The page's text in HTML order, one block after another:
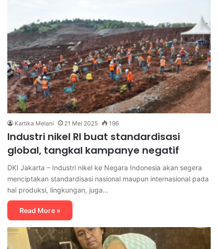
Kartika Melani 21 Mei 2025 196
Industri nikel RI buat standardisasi
global, tangkal kampanye negatif
DKI Jakarta – Industri nikel ke Negara Indonesia akan segera
menciptakan standardisasi nasional maupun internasional pada
hal produksi, lingkungan, juga…
Read More »